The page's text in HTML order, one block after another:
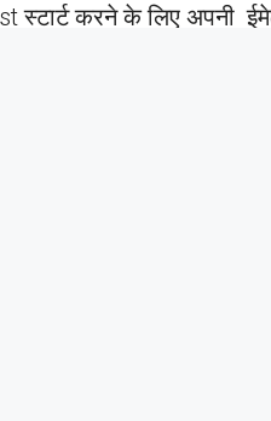
स्टार्ट करने के लिए अपनी